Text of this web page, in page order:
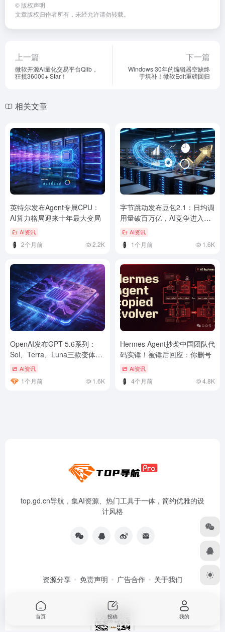
© 版权声明
文章版权归作者所有，未经允许请勿转载。
上一篇
微软开源AI量化交易平台Qlib，
狂揽36000+ Star！
下一篇
Windows 30年的编辑器空缺终
于填补！微软Edit重磅回归
相关文章
英特尔发布Agent专属CPU：
AI算力格局迎来十年最大变局
AI资讯
2个月前 2.2K
字节跳动发布豆包2.1：日均调
用量破百万亿，AI竞争进入新
阶段AI资讯
1个月前 1.6K
OpenAI发布GPT-5.6系列：
Sol、Terra、Luna三款变体同
步亮相
AI资讯
1个月前 1.6K
Hermes Agent抄袭中国团队代
码实锤！被锤后回应：你删号
AI资讯
4个月前 4.8K
top.gd.cn导航，集AI资源、热门工具于一体，简约优雅的设
计风格
资源分享 免责声明 广告合作 关于我们
首页 投稿 我的